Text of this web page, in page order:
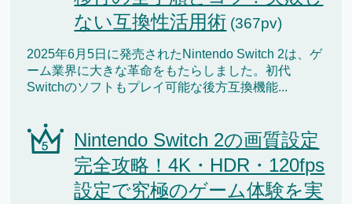
ない互換性活用術 (367pv)
2025年6月5日に発売されたNintendo Switch 2は、ゲ
ーム業界に大きな革命をもたらしました。初代
Switchのソフトもプレイ可能な後方互換機能...
Nintendo Switch 2の画質設定
完全攻略！4K・HDR・120fps
設定で究極のゲーム体験を実